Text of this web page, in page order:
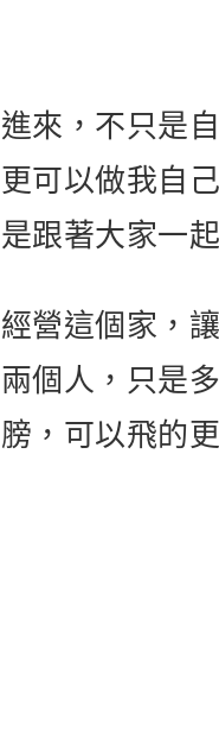
來，不只是
可以做我自
跟著大家一
營這個家，
個人，只是
，可以飛的